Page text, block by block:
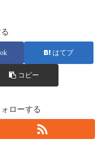
はてブ
コピー
ローする